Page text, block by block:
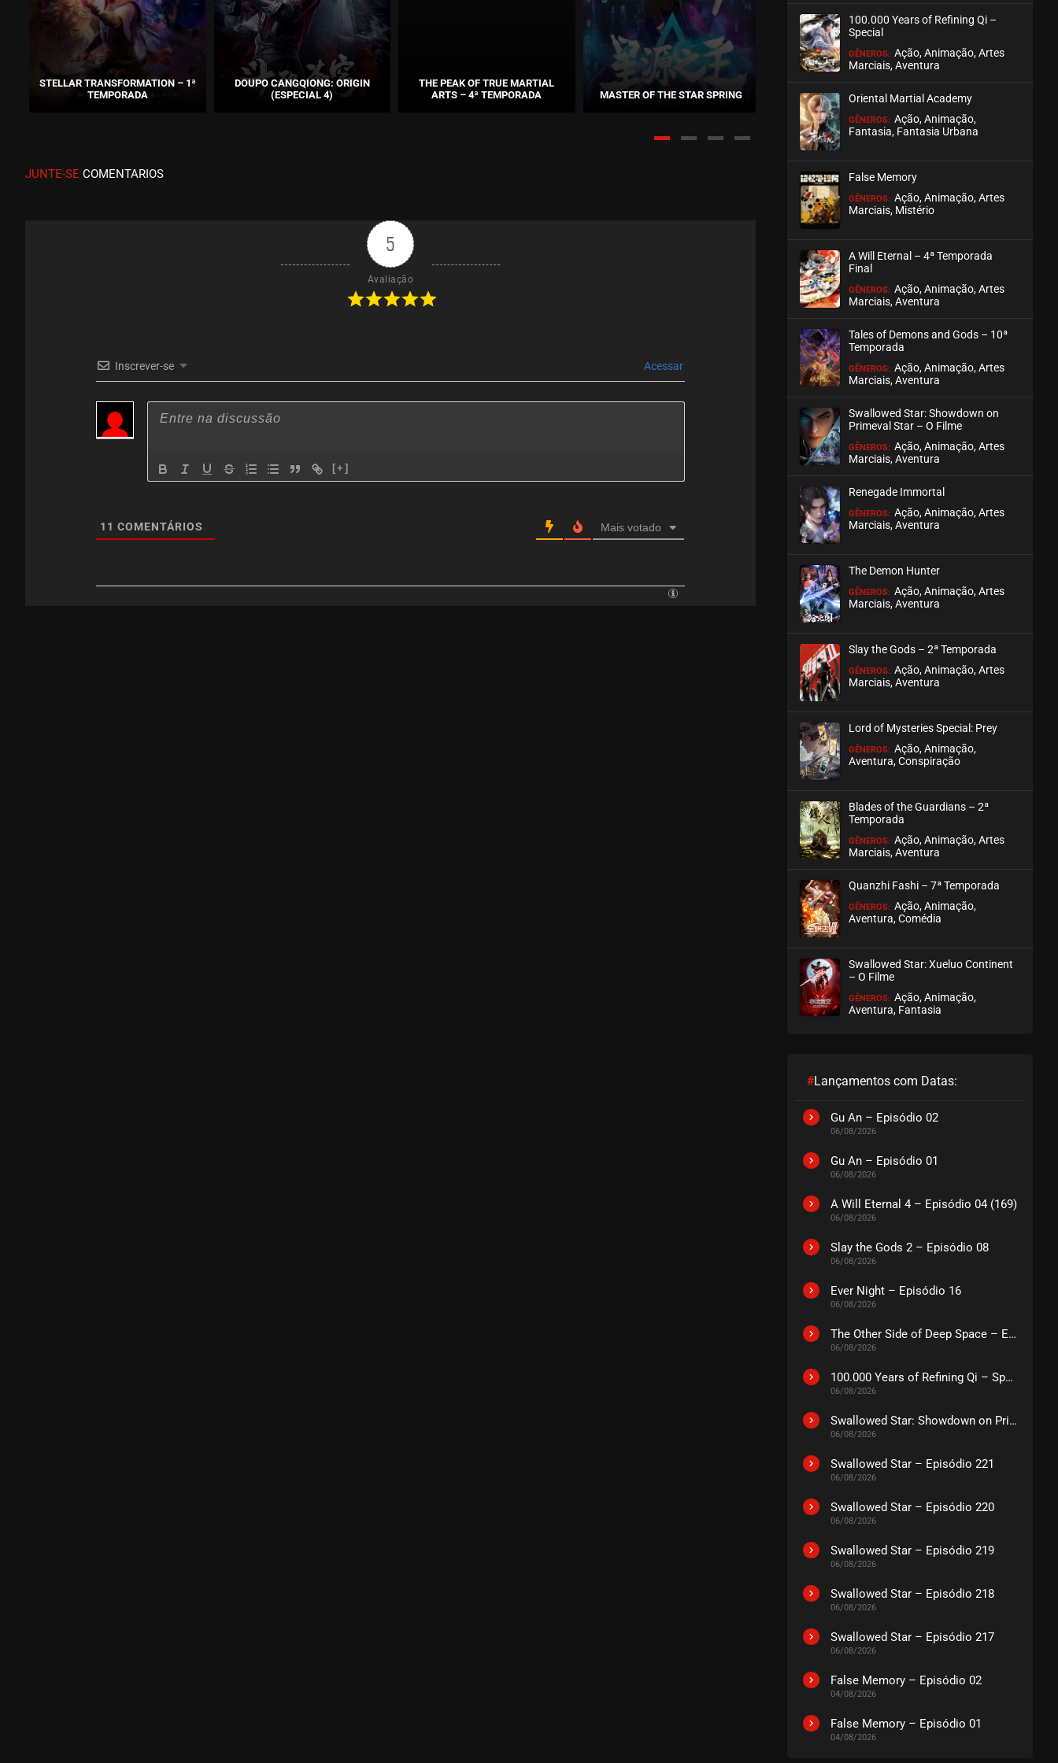
ASSISTIDO
ASSISTIDO
EPISÓDIO 20
ASSISTIDO
ASSISTIDO
ASSISTIDO
EPISÓDIO 17
ASSISTIDO
EPISÓDIO 16
EPISÓDIO 15
EPISÓDIO 10
ASSISTIDO
EPISÓDIO 05
ASSISTIDO
EPISÓDIO 04
EPISÓDIO 03
fevereiro 08, 2026
janeiro 29, 2026
STELLAR TRANSFORMATION – 1ª
TEMPORADA
DOUPO CANGQIONG: ORIGIN
(ESPECIAL 4)
THE PEAK OF TRUE MARTIAL
ARTS – 4ª TEMPORADA
MASTER OF THE STAR SPRING AGAINST THE GODS
JUNTE-SE COMENTARIOS
5
Avaliação
Inscrever-se Acessar
[+]
11 COMENTÁRIOS Mais votado
100.000 Years of Refining Qi –
Special
GÊNEROS: Ação, Animação, Artes
Marciais, Aventura
Oriental Martial Academy
GÊNEROS: Ação, Animação,
Fantasia, Fantasia Urbana
False Memory
GÊNEROS: Ação, Animação, Artes
Marciais, Mistério
A Will Eternal – 4ª Temporada
Final
GÊNEROS: Ação, Animação, Artes
Marciais, Aventura
Tales of Demons and Gods – 10ª
Temporada
GÊNEROS: Ação, Animação, Artes
Marciais, Aventura
Swallowed Star: Showdown on
Primeval Star – O Filme
GÊNEROS: Ação, Animação, Artes
Marciais, Aventura
Renegade Immortal
GÊNEROS: Ação, Animação, Artes
Marciais, Aventura
The Demon Hunter
GÊNEROS: Ação, Animação, Artes
Marciais, Aventura
Slay the Gods – 2ª Temporada
GÊNEROS: Ação, Animação, Artes
Marciais, Aventura
Lord of Mysteries Special: Prey
GÊNEROS: Ação, Animação,
Aventura, Conspiração
Blades of the Guardians – 2ª
Temporada
GÊNEROS: Ação, Animação, Artes
Marciais, Aventura
Quanzhi Fashi – 7ª Temporada
GÊNEROS: Ação, Animação,
Aventura, Comédia
Swallowed Star: Xueluo Continent
– O Filme
GÊNEROS: Ação, Animação,
Aventura, Fantasia
#Lançamentos com Datas:
Gu An – Episódio 02
06/08/2026
Gu An – Episódio 01
06/08/2026
A Will Eternal 4 – Episódio 04 (169)
06/08/2026
Slay the Gods 2 – Episódio 08
06/08/2026
Ever Night – Episódio 16
06/08/2026
The Other Side of Deep Space – Episódio 14
06/08/2026
100.000 Years of Refining Qi – Special
06/08/2026
Swallowed Star: Showdown on Primeval Star – O Filme
06/08/2026
Swallowed Star – Episódio 221
06/08/2026
Swallowed Star – Episódio 220
06/08/2026
Swallowed Star – Episódio 219
06/08/2026
Swallowed Star – Episódio 218
06/08/2026
Swallowed Star – Episódio 217
06/08/2026
False Memory – Episódio 02
04/08/2026
False Memory – Episódio 01
04/08/2026